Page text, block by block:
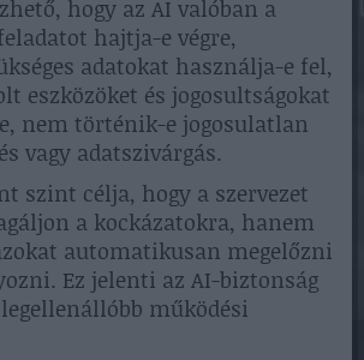
hogy az AI valóban a
hajtja-e végre,
adatokat használja-e fel,
eszközöket és jogosultságokat
nem történik-e jogosulatlan
vagy adatszivárgás.
szint célja, hogy a szervezet
a kockázatokra, hanem
automatikusan megelőzni
Ez jelenti az AI-biztonság
működési